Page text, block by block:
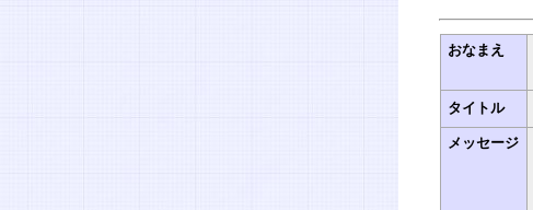
おなまえ
タイトル
メッセージ